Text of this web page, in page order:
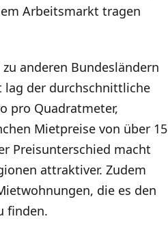
Arbeitsmarkt tragen
anderen Bundesländern
lag der durchschnittliche
pro Quadratmeter,
Mietpreise von über 15
Preisunterschied macht
attraktiver. Zudem
die es den
finden.